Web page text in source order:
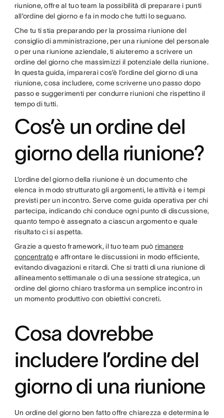
riunione, offre al tuo team la possibilità di preparare i punti
all’ordine del giorno e fa in modo che tutti lo seguano.
Che tu ti stia preparando per la prossima riunione del
consiglio di amministrazione, per una riunione del personale
o per una riunione aziendale, ti aiuteremo a scrivere un
ordine del giorno che massimizzi il potenziale della riunione.
In questa guida, imparerai cos’è l’ordine del giorno di una
riunione, cosa includere, come scriverne uno passo dopo
passo e suggerimenti per condurre riunioni che rispettino il
tempo di tutti.
Cos’è un ordine del
giorno della riunione?
L’ordine del giorno della riunione è un documento che
elenca in modo strutturato gli argomenti, le attività e i tempi
previsti per un incontro. Serve come guida operativa per chi
partecipa, indicando chi conduce ogni punto di discussione,
quanto tempo è assegnato a ciascun argomento e quale
risultato ci si aspetta.
Grazie a questo framework, il tuo team può rimanere
concentratoe affrontare le discussioni in modo efficiente,
evitando divagazioni e ritardi. Che si tratti di una riunione di
allineamento settimanale o di una sessione strategica, un
ordine del giorno chiaro trasforma un semplice incontro in
un momento produttivo con obiettivi concreti.
Cosa dovrebbe
includere l’ordine del
giorno di una riunione
Un ordine del giorno ben fatto offre chiarezza e determina le